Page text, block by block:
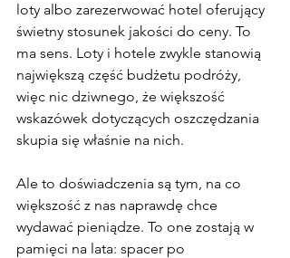
loty albo zarezerwować hotel oferujący
świetny stosunek jakości do ceny. To
ma sens. Loty i hotele zwykle stanowią
największą część budżetu podróży,
więc nic dziwnego, że większość
wskazówek dotyczących oszczędzania
skupia się właśnie na nich.
Ale to doświadczenia są tym, na co
większość z nas naprawdę chce
wydawać pieniądze. To one zostają w
pamięci na lata: spacer po